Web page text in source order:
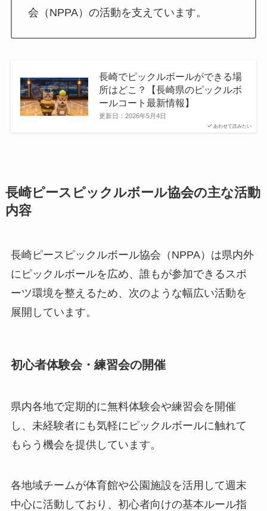
会（NPPA）の活動を支えています。
あわせて読みたい
長崎でピックルボールができる場
所はどこ？【長崎県のピックルボ
ールコート最新情報】
更新日： 2026年5月4日
長崎ピースピックルボール協会の主な活動
内容
長崎ピースピックルボール協会（NPPA）は県内外
にピックルボールを広め、誰もが参加できるスポ
ーツ環境を整えるため、次のような幅広い活動を
展開しています。
初心者体験会・練習会の開催
県内各地で定期的に無料体験会や練習会を開催
し、未経験者にも気軽にピックルボールに触れて
もらう機会を提供しています。
各地域チームが体育館や公園施設を活用して週末
中心に活動しており、初心者向けの基本ルール指